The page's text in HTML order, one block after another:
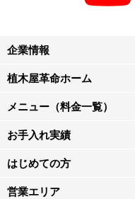
企業情報
植木屋革命ホーム
メニュー（料金一覧）
お手入れ実績
はじめての方
営業エリア